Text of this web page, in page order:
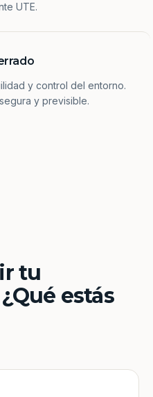
UTE.
y control del entorno.
y previsible.
tu
estás